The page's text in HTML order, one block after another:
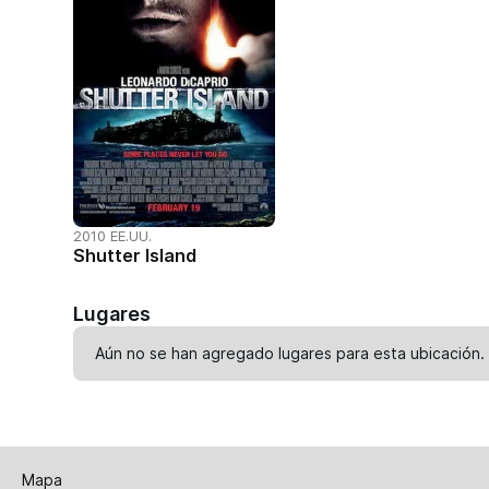
2010 EE.UU.
Shutter Island
Lugares
Aún no se han agregado lugares para esta
Mapa